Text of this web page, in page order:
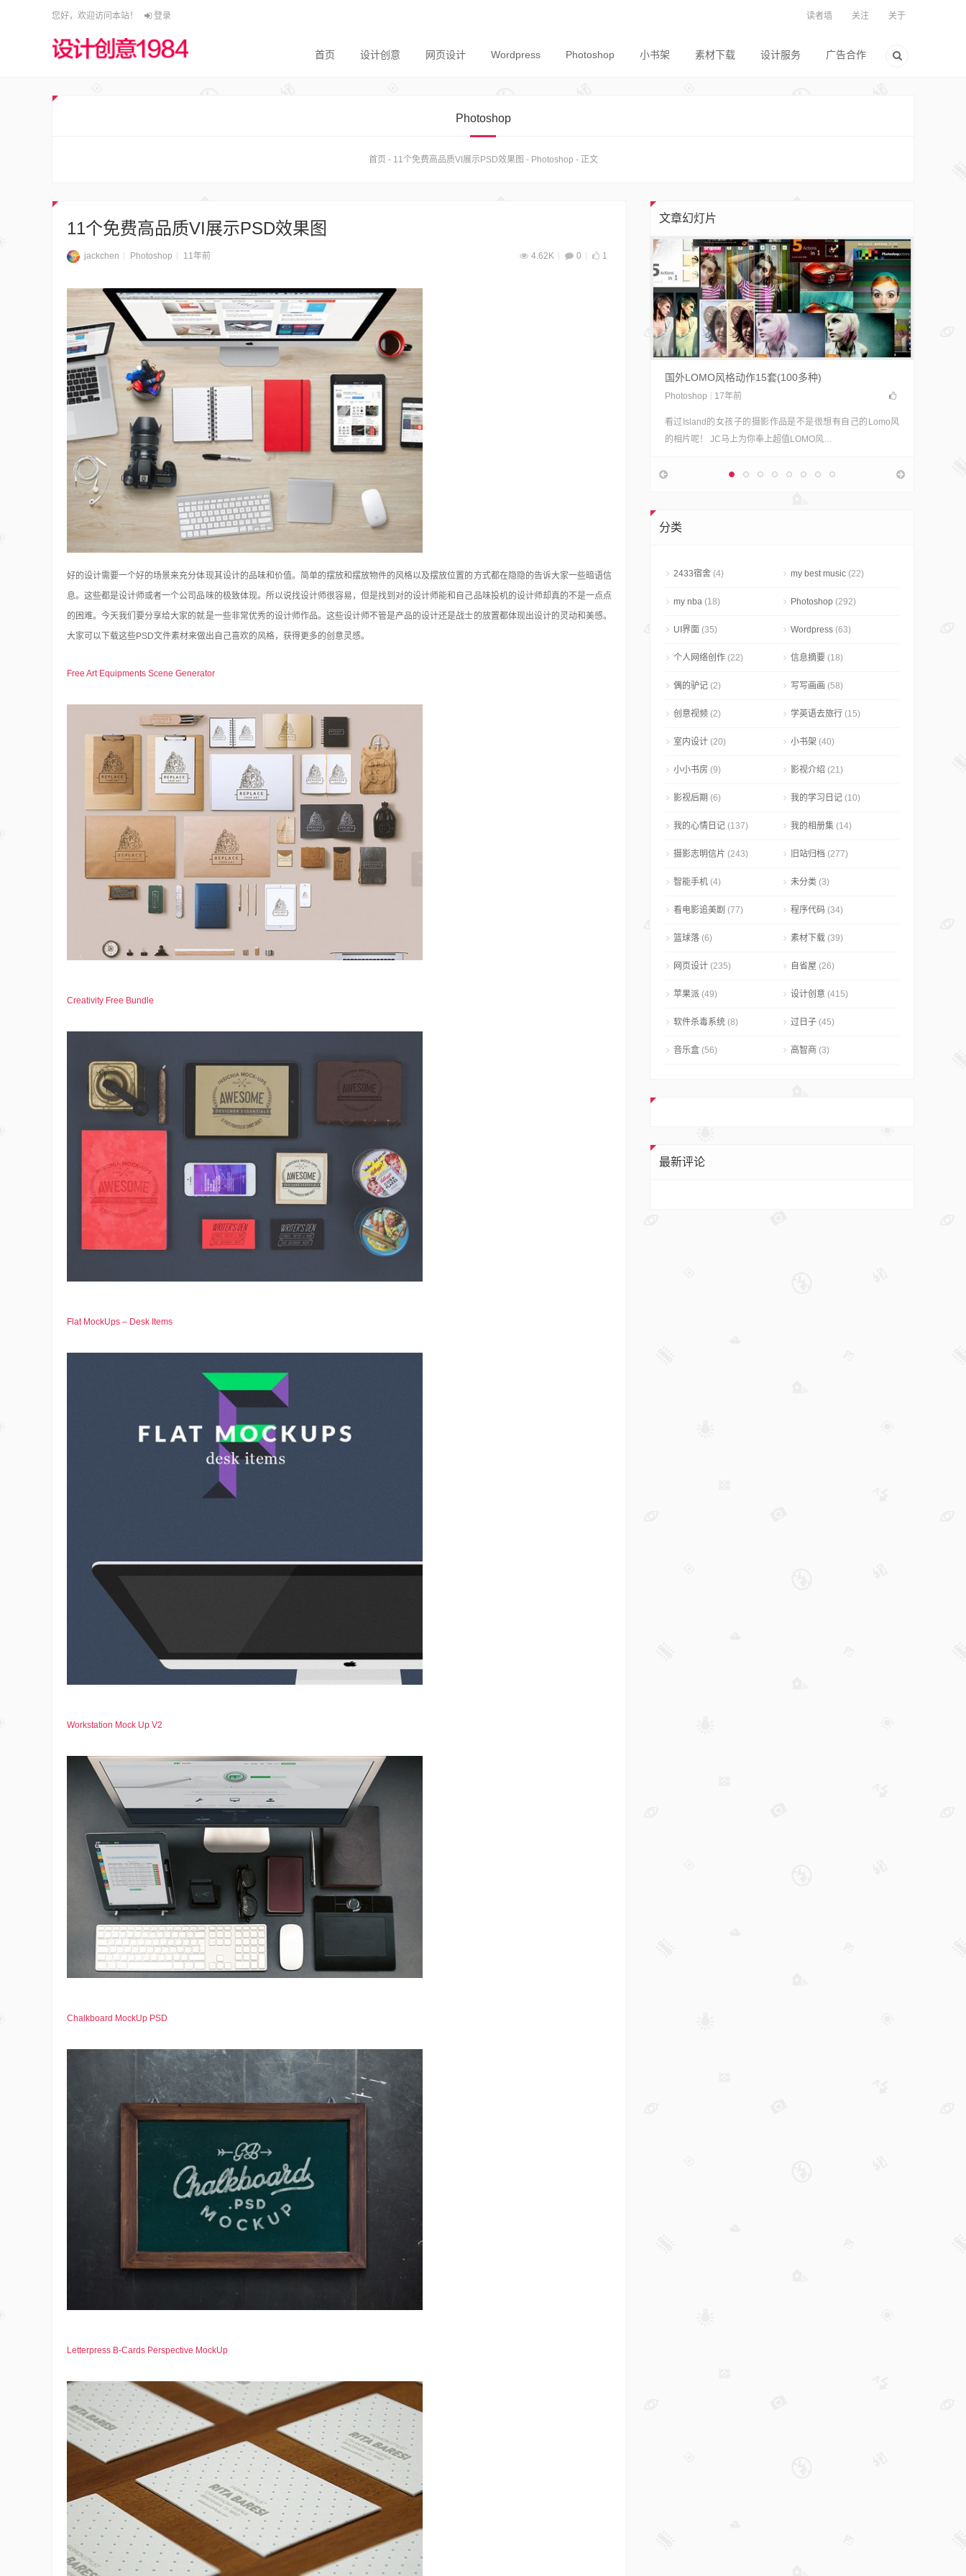
您好，欢迎访问本站！ 登录 读者墙 关注 关于
首页 设计创意 网页设计 Wordpress Photoshop 小书架 素材下载 设计服务 广告合作
Photoshop
首页 - 11个免费高品质VI展示PSD效果图 - Photoshop - 正文
11个免费高品质VI展示PSD效果图
jackchen Photoshop 11年前 4.62K 0 1
好的设计需要一个好的场景来充分体现其设计的品味和价值。简单的摆放和摆放物件的风格以及摆放位置的方式都在隐隐的告诉大家一些暗语信
息。这些都是设计师或者一个公司品味的极致体现。所以说找设计师很容易，但是找到对的设计师能和自己品味投机的设计师却真的不是一点点
的困难。今天我们要分享给大家的就是一些非常优秀的设计师作品。这些设计师不管是产品的设计还是战士的放置都体现出设计的灵动和美感。
大家可以下载这些PSD文件素材来做出自己喜欢的风格，获得更多的创意灵感。
Free Art Equipments Scene Generator
Creativity Free Bundle
Flat MockUps – Desk Items
Workstation Mock Up V2
Chalkboard MockUp PSD
Letterpress B-Cards Perspective MockUp
文章幻灯片
48个免费的Photoshop动作
国外LOMO风格动作15套(100多种)
Photoshop 17年前
看过Island的女孩子的摄影作品是不是很想有自己的Lomo风
的相片呢！ JC马上为你奉上超值LOMO风…
分类
2433宿舍 (4) my best music (22)
my nba (18) Photoshop (292)
UI界面 (35) Wordpress (63)
个人网络创作 (22) 信息摘要 (18)
偶的驴记 (2) 写写画画 (58)
创意视频 (2) 学英语去旅行 (15)
室内设计 (20) 小书架 (40)
小小书房 (9) 影视介绍 (21)
影视后期 (6) 我的学习日记 (10)
我的心情日记 (137) 我的相册集 (14)
摄影志明信片 (243) 旧站归档 (277)
智能手机 (4) 未分类 (3)
看电影追美剧 (77) 程序代码 (34)
篮球落 (6) 素材下载 (39)
网页设计 (235) 自省屋 (26)
苹果派 (49) 设计创意 (415)
软件杀毒系统 (8) 过日子 (45)
音乐盒 (56) 高智商 (3)
最新评论